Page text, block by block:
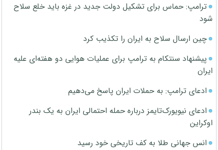
ترامپ: حماس برای تشکیل دولت جدید در غزه باید خلع سلاح
شود
چین ارسال سلاح به ایران را تکذیب کرد
پیشنهاد سنتکام به ترامپ برای عملیات هوایی دو هفته‌ای علیه
ایران
ادعای ترامپ: به حملات ایران پاسخ می‌دهیم
ادعای نیویورک‌تایمز درباره حمله احتمالی ایران به یک بندر
اوکراین
انس جهانی طلا به کف تاریخی خود رسید